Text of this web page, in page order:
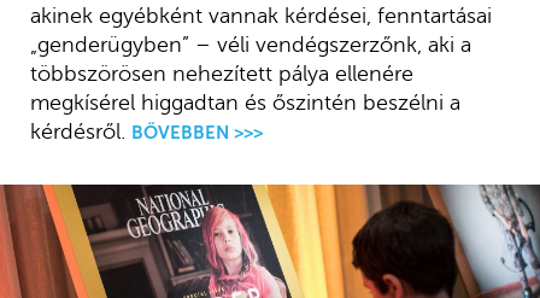
akinek egyébként vannak kérdései, fenntartásai
„genderügyben” – véli vendégszerzőnk, aki a
többszörösen nehezített pálya ellenére
megkísérel higgadtan és őszintén beszélni a
kérdésről.
BŐVEBBEN >>>